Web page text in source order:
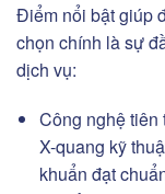
Điểm nổi bật giúp
chọn chính là sự
dịch vụ:
Công nghệ tiên
X-quang kỹ
khuẩn đạt